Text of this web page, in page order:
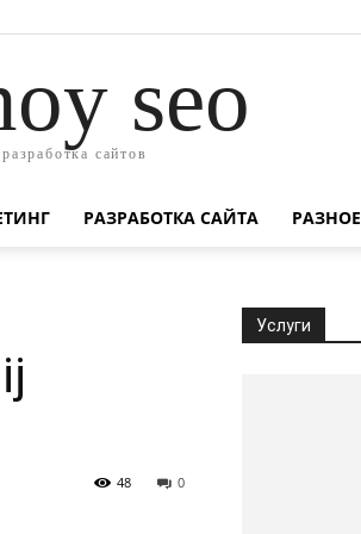
seo
сайтов
РАЗРАБОТКА САЙТА РАЗНОЕ
0
48
Услуги